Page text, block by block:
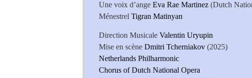
Une voix d’ange Eva Rae Martinez (Dutch
Ménestrel Tigran Matinyan
Direction Musicale Valentin Uryupin
Mise en scène Dmitri Tcherniakov (2025)
Netherlands Philharmonic
Chorus of Dutch National Opera